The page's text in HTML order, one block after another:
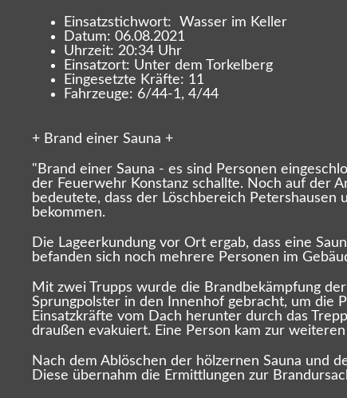
Einsatzstichwort: Wasser im Keller
Datum: 06.08.2021
Uhrzeit: 20:34 Uhr
Einsatzort: Unter dem Torkelberg
Eingesetzte Kräfte: 11
Fahrzeuge: 6/44-1, 4/44
+ Brand einer Sauna +
"Brand einer Sauna - es sind Personen
der Feuerwehr Konstanz schallte. Noch auf der
bedeutete, dass der Löschbereich
bekommen.
Die Lageerkundung vor Ort ergab, dass eine
befanden sich noch mehrere Personen im
Mit zwei Trupps wurde die Brandbekämpfung
Sprungpolster in den Innenhof gebracht, um die
Einsatzkräfte vom Dach herunter durch das
draußen evakuiert. Eine Person kam zur
Nach dem Ablöschen der hölzernen Sauna und
Diese übernahm die Ermittlungen zur